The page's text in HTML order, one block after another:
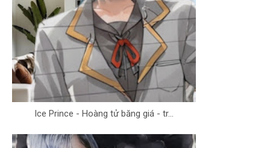
Ice Prince - Hoàng tử băng giá - tr...